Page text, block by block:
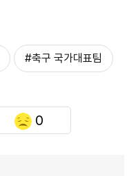
#축구 국가대표팀
0